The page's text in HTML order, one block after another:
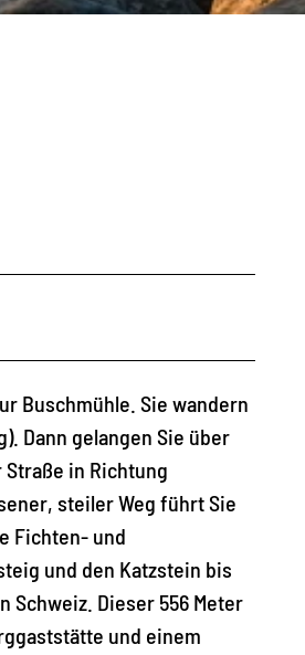
Buschmühle. Sie wandern
Dann gelangen Sie über
in Richtung
steiler Weg führt Sie
Fichten- und
und den Katzstein bis
Schweiz. Dieser 556 Meter
und einem